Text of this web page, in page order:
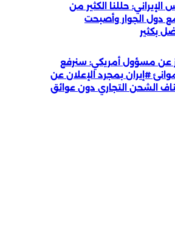
الإيراني: حللنا الكثير من
دول الجوار وأصبحت
بكثير
عن مسؤول أمريكي: سنرفع
#إيران بمجرد الإعلان عن
الشحن التجاري دون عوائق